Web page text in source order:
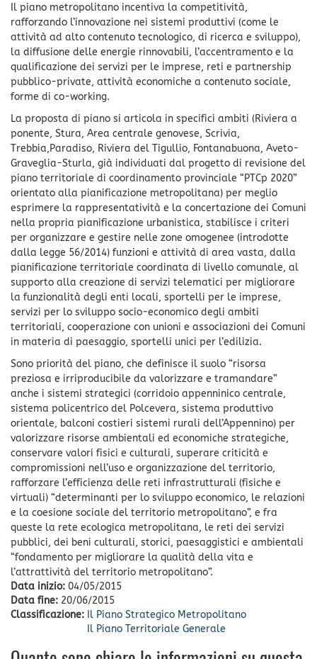
Il piano metropolitano incentiva la competitività,
rafforzando l’innovazione nei sistemi produttivi (come le
attività ad alto contenuto tecnologico, di ricerca e sviluppo),
la diffusione delle energie rinnovabili, l’accentramento e la
qualificazione dei servizi per le imprese, reti e partnership
pubblico-private, attività economiche a contenuto sociale,
forme di co-working.
La proposta di piano si articola in specifici ambiti (Riviera a
ponente, Stura, Area centrale genovese, Scrivia,
Trebbia,Paradiso, Riviera del Tigullio, Fontanabuona, Aveto-
Graveglia-Sturla, già individuati dal progetto di revisione del
piano territoriale di coordinamento provinciale “PTCp 2020”
orientato alla pianificazione metropolitana) per meglio
esprimere la rappresentatività e la concertazione dei Comuni
nella propria pianificazione urbanistica, stabilisce i criteri
per organizzare e gestire nelle zone omogenee (introdotte
dalla legge 56/2014) funzioni e attività di area vasta, dalla
pianificazione territoriale coordinata di livello comunale, al
supporto alla creazione di servizi telematici per migliorare
la funzionalità degli enti locali, sportelli per le imprese,
servizi per lo sviluppo socio-economico degli ambiti
territoriali, cooperazione con unioni e associazioni dei Comuni
in materia di paesaggio, sportelli unici per l’edilizia.
Sono priorità del piano, che definisce il suolo “risorsa
preziosa e irriproducibile da valorizzare e tramandare”
anche i sistemi strategici (corridoio appenninico centrale,
sistema policentrico del Polcevera, sistema produttivo
orientale, balconi costieri sistemi rurali dell’Appennino) per
valorizzare risorse ambientali ed economiche strategiche,
conservare valori fisici e culturali, superare criticità e
compromissioni nell’uso e organizzazione del territorio,
rafforzare l’efficienza delle reti infrastrutturali (fisiche e
virtuali) “determinanti per lo sviluppo economico, le relazioni
e la coesione sociale del territorio metropolitano”, e fra
queste la rete ecologica metropolitana, le reti dei servizi
pubblici, dei beni culturali, storici, paesaggistici e ambientali
“fondamento per migliorare la qualità della vita e
l’attrattività del territorio metropolitano”.
Data inizio: 04/05/2015
Data fine: 20/06/2015
Classificazione: Il Piano Strategico Metropolitano
Il Piano Territoriale Generale